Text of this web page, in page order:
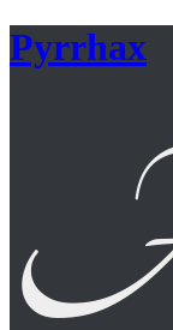
Pyrrhax